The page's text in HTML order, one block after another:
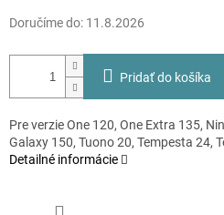
Doručíme do: 11.8.2026
Pridať do košíka
Pre verzie One 120, One Extra 135,
Galaxy 150, Tuono 20, Tempesta 24,
Detailné informácie